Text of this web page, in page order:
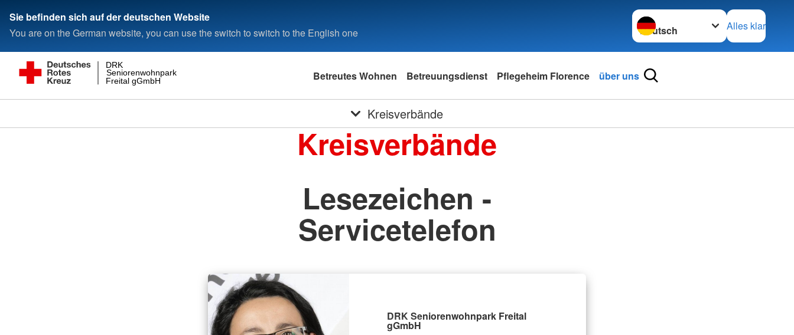
Sie befinden sich auf der deutschen Website
You are on the German website, you can use the switch to switch to the English one
Sprache wechseln zu
Alles klar
Freital gGmbH
Seniorenwohnpark
DRK
Betreutes Wohnen Betreuungsdienst Pflegeheim Florence über uns
Kreisverbände
Kreisverbände
Lesezeichen -
Servicetelefon
DRK Seniorenwohnpark Freital
gGmbH